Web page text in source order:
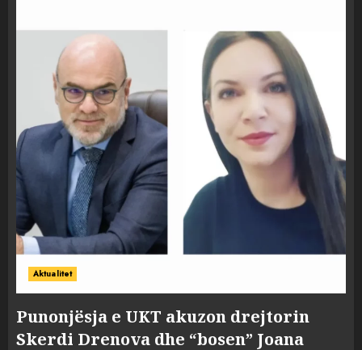
Aktualitet
Punonjësja e UKT akuzon drejtorin
Skerdi Drenova dhe “bosen” Joana